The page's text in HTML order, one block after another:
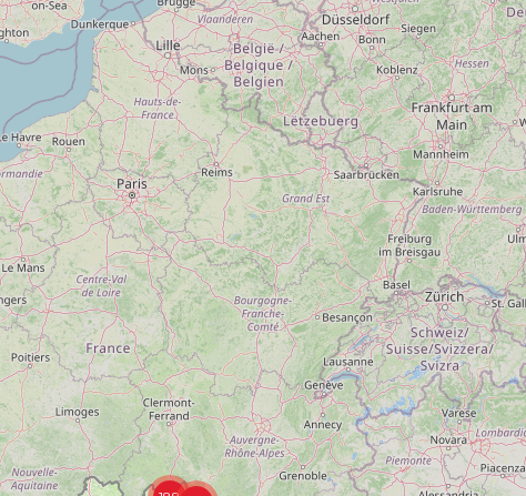
188
188